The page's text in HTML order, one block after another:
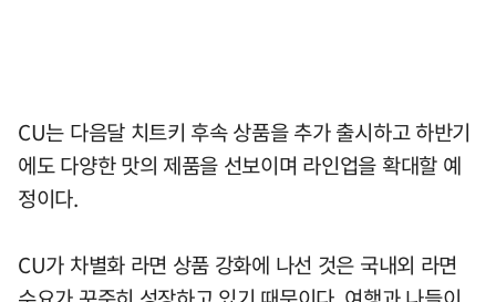
CU는 다음달 치트키 후속 상품을 추가 출시하고 하반기
에도 다양한 맛의 제품을 선보이며 라인업을 확대할 예
정이다.
CU가 차별화 라면 상품 강화에 나선 것은 국내외 라면